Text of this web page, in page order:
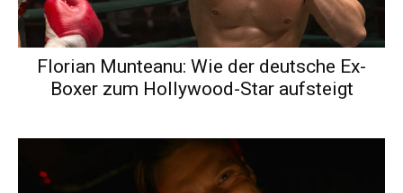
Florian Munteanu: Wie der deutsche Ex-
Boxer zum Hollywood-Star aufsteigt